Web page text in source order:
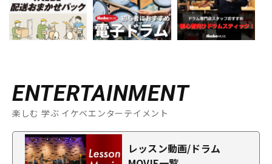
ENTERTAINMENT
楽しむ 学ぶ イケベエンターテイメント
レッスン動画/ドラム